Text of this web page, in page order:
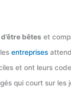
bêtes et
entreprises
et ont leurs
qui court sur les